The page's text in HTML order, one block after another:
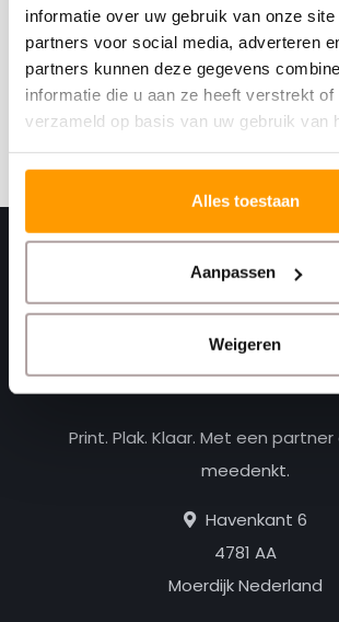
informatie over uw gebruik van onze site
partners voor social media, adverteren
partners kunnen deze gegevens
informatie die u aan ze heeft verstrekt of
verzameld op basis van uw gebruik van
Alles toestaan
Aanpassen
Weigeren
Schrijf je hier in voor onze
Ontvang onze nieuwste
kortingscodes
Print. Plak. Klaar. Met een
meedenkt.
Havenkant 6
4781 AA
Moerdijk Nederland